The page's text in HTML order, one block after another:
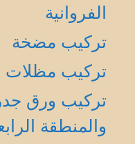
الفروانية
تركيب مضخة
تركيب مظلات
تركيب ورق
والمنطقة